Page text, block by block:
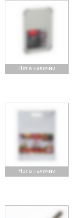
Нет в наличии
Нет в наличии